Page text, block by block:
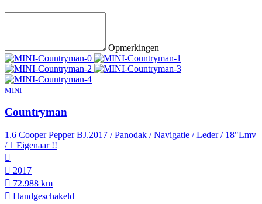
Opmerkingen
MINI
Countryman
1.6 Cooper Pepper BJ.2017 / Panodak / Navigatie / Leder / 18"Lmv
/ 1 Eigenaar !!
2017
72.988 km
Hand­geschakeld